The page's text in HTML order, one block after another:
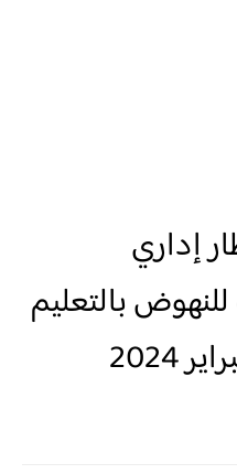
توظيف 25 إطار إداري
بالتعليم